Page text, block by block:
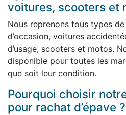
voitures, scooters et
Nous reprenons tous types
d’occasion, voitures
d’usage, scooters et motos.
disponible pour toutes les
que soit leur condition.
Pourquoi choisir
pour rachat d’épave ?